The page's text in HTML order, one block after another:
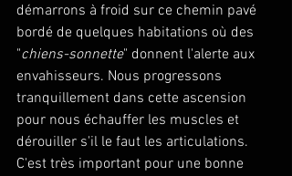
démarrons à froid sur ce chemin pavé
bordé de quelques habitations où des
"chiens-sonnette" donnent l'alerte aux
envahisseurs. Nous progressons
tranquillement dans cette ascension
pour nous échauffer les muscles et
dérouiller s'il le faut les articulations.
C'est très important pour une bonne